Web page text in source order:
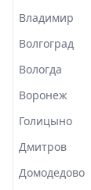
Владимир
Волгоград
Вологда
Воронеж
Голицыно
Дмитров
Домодедово